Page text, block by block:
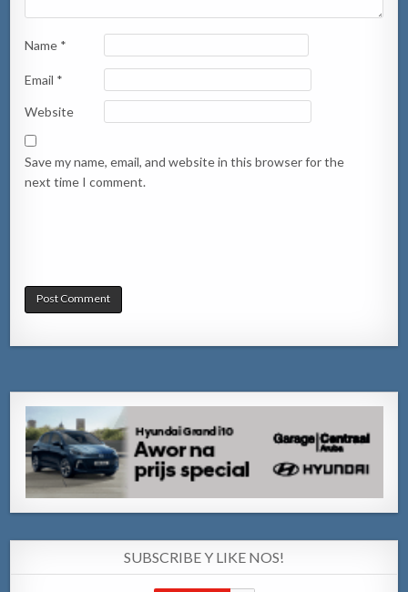
Name *
Email *
Website
Save my name, email, and website in this browser for the
next time I comment.
SUBSCRIBE Y LIKE NOS!